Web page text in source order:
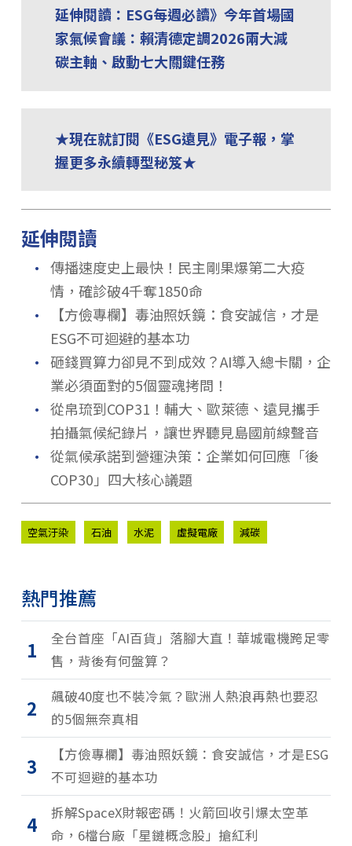
延伸閱讀：ESG每週必讀》今年首場國
家氣候會議：賴清德定調2026兩大減
碳主軸、啟動七大關鍵任務
★現在就訂閱《ESG遠見》電子報，掌
握更多永續轉型秘笈★
延伸閱讀
． 傳播速度史上最快！民主剛果爆第二大疫
情，確診破4千奪1850命
．
【方儉專欄】毒油照妖鏡：食安誠信，才是
ESG不可迴避的基本功
． 砸錢買算力卻見不到成效？AI導入總卡關，企
業必須面對的5個靈魂拷問！
． 從帛琉到COP31！輔大、歐萊德、遠見攜手
拍攝氣候紀錄片，讓世界聽見島國前線聲音
． 從氣候承諾到營運決策：企業如何回應「後
COP30」四大核心議題
空氣汙染 石油 水泥 虛擬電廠 減碳
熱門推薦
1
全台首座「AI百貨」落腳大直！華城電機跨足零
售，背後有何盤算？
2
飆破40度也不裝冷氣？歐洲人熱浪再熱也要忍
的5個無奈真相
3
【方儉專欄】毒油照妖鏡：食安誠信，才是ESG
不可迴避的基本功
4
拆解SpaceX財報密碼！火箭回收引爆太空革
命，6檔台廠「星鏈概念股」搶紅利